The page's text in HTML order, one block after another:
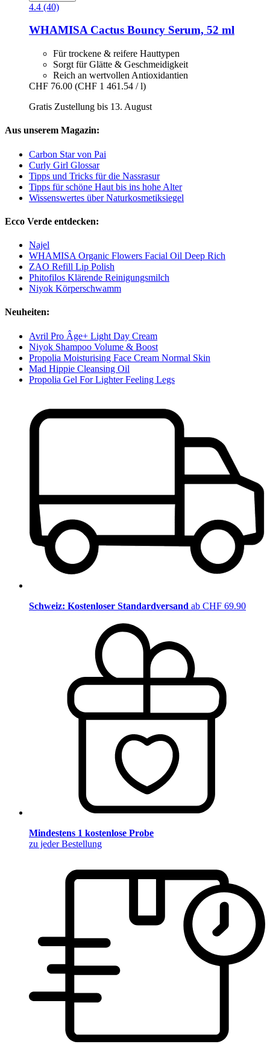
4.4 (40)
WHAMISACactus Bouncy Serum, 52 ml
Für trockene & reifere Hauttypen
Sorgt für Glätte & Geschmeidigkeit
Reich an wertvollen Antioxidantien
CHF 76.00 (CHF 1 461.54 / l)
Gratis Zustellung bis 13. August
Aus unserem Magazin:
Carbon Star von Pai
Curly Girl Glossar
Tipps und Tricks für die Nassrasur
Tipps für schöne Haut bis ins hohe Alter
Wissenswertes über Naturkosmetiksiegel
Ecco Verde entdecken:
Najel
WHAMISA Organic Flowers Facial Oil Deep Rich
ZAO Refill Lip Polish
Phitofilos Klärende Reinigungsmilch
Niyok Körperschwamm
Neuheiten:
Avril Pro Âge+ Light Day Cream
Niyok Shampoo Volume & Boost
Propolia Moisturising Face Cream Normal Skin
Mad Hippie Cleansing Oil
Propolia Gel For Lighter Feeling Legs
Schweiz: Kostenloser Standardversand ab CHF 69.90
Mindestens 1 kostenlose Probe
zu jeder Bestellung